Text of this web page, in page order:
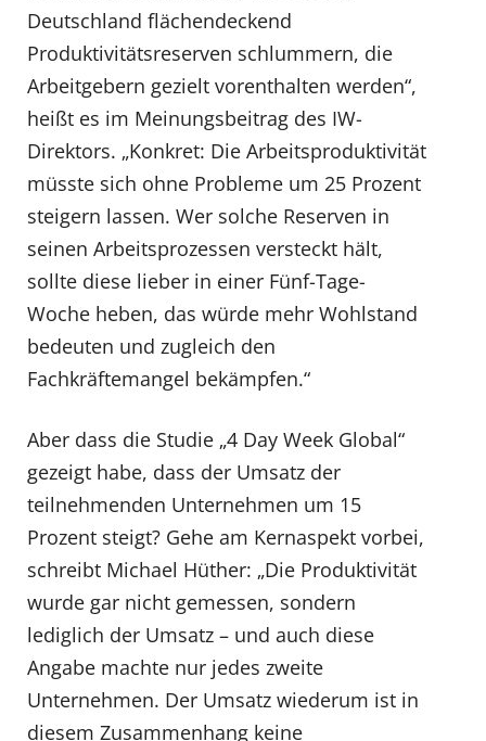
Deutschland flächendeckend
Produktivitätsreserven schlummern, die
Arbeitgebern gezielt vorenthalten werden“,
heißt es im Meinungsbeitrag des IW-
Direktors. „Konkret: Die Arbeitsproduktivität
müsste sich ohne Probleme um 25 Prozent
steigern lassen. Wer solche Reserven in
seinen Arbeitsprozessen versteckt hält,
sollte diese lieber in einer Fünf-Tage-
Woche heben, das würde mehr Wohlstand
bedeuten und zugleich den
Fachkräftemangel bekämpfen.“
Aber dass die Studie „4 Day Week Global“
gezeigt habe, dass der Umsatz der
teilnehmenden Unternehmen um 15
Prozent steigt? Gehe am Kernaspekt vorbei,
schreibt Michael Hüther: „Die Produktivität
wurde gar nicht gemessen, sondern
lediglich der Umsatz – und auch diese
Angabe machte nur jedes zweite
Unternehmen. Der Umsatz wiederum ist in
diesem Zusammenhang keine